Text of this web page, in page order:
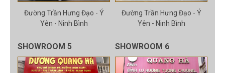
Đường Trần Hưng Đạo - Ý
Yên - Ninh Bình
Đường Trần Hưng Đạo - Ý
Yên - Ninh Bình
SHOWROOM 5 SHOWROOM 6